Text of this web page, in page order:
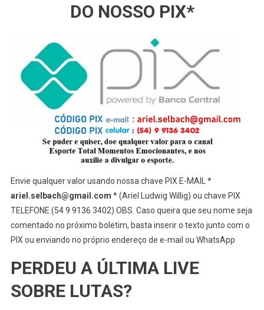
DO NOSSO PIX*
Envie qualquer valor usando nossa chave PIX E-MAIL *
ariel.selbach@gmail.com * (Ariel Ludwig Willig) ou chave PIX
TELEFONE (54 9 9136 3402) OBS. Caso queira que seu nome seja
comentado no próximo boletim, basta inserir o texto junto com o
PIX ou enviando no próprio endereço de e-mail ou WhatsApp
PERDEU A ÚLTIMA LIVE
SOBRE LUTAS?